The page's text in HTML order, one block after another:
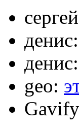
денис:
денис:
geo: